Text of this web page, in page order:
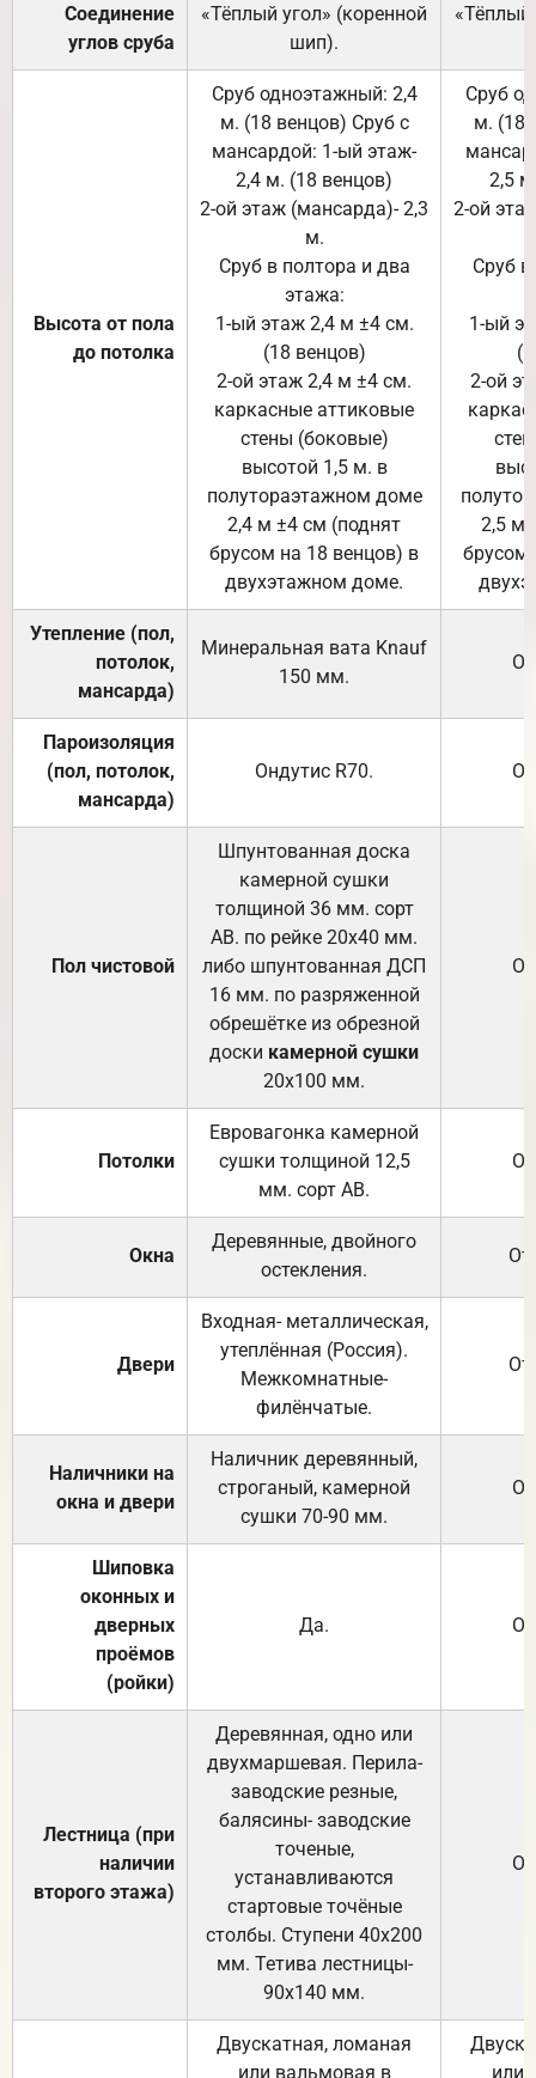
Соединение
углов сруба
«Тёплый угол» (коренной
шип).
«Тёплый
Высота от пола
до потолка
Сруб одноэтажный: 2,4
м. (18 венцов) Сруб с
мансардой: 1-ый этаж-
2,4 м. (18 венцов)
2-ой этаж (мансарда)- 2,3
м.
Сруб в полтора и два
этажа:
1-ый этаж 2,4 м ±4 см.
(18 венцов)
2-ой этаж 2,4 м ±4 см.
каркасные аттиковые
стены (боковые)
высотой 1,5 м. в
полутораэтажном доме
2,4 м ±4 см (поднят
брусом на 18 венцов) в
двухэтажном доме.
Сруб
м. (18
2,5
2-ой
Сруб
1-ый
2-ой
2,5 м
брусом
Утепление (пол,
потолок,
мансарда)
Минеральная вата Knauf
150 мм.
Пароизоляция
(пол, потолок,
мансарда)
Ондутис R70.
Пол чистовой
Шпунтованная доска
камерной сушки
толщиной 36 мм. сорт
АВ. по рейке 20х40 мм.
либо шпунтованная ДСП
16 мм. по разряженной
обрешётке из обрезной
доски камерной сушки
20х100 мм.
Потолки
Евровагонка камерной
сушки толщиной 12,5
мм. сорт АВ.
Окна
Деревянные, двойного
остекления.
Двери
Входная- металлическая,
утеплённая (Россия).
Межкомнатные-
филёнчатые.
Наличники на
окна и двери
Наличник деревянный,
строганый, камерной
сушки 70-90 мм.
Шиповка
оконных и
дверных
проёмов
(ройки)
Да.
Лестница (при
наличии
второго этажа)
Деревянная, одно или
двухмаршевая. Перила-
заводские резные,
балясины- заводские
точеные,
устанавливаются
стартовые точёные
столбы. Ступени 40х200
мм. Тетива лестницы-
90х140 мм.
Двускатная, ломаная
или вальмовая в
или